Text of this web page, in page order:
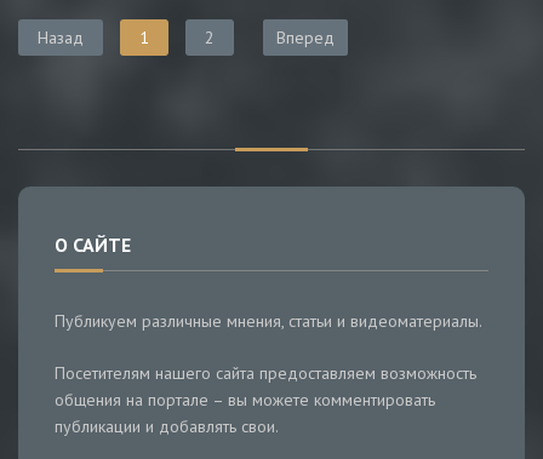
Назад 1 2 Вперед
О САЙТЕ
Публикуем различные мнения, статьи и видеоматериалы.
Посетителям нашего сайта предоставляем возможность
общения на портале – вы можете комментировать
публикации и добавлять свои.